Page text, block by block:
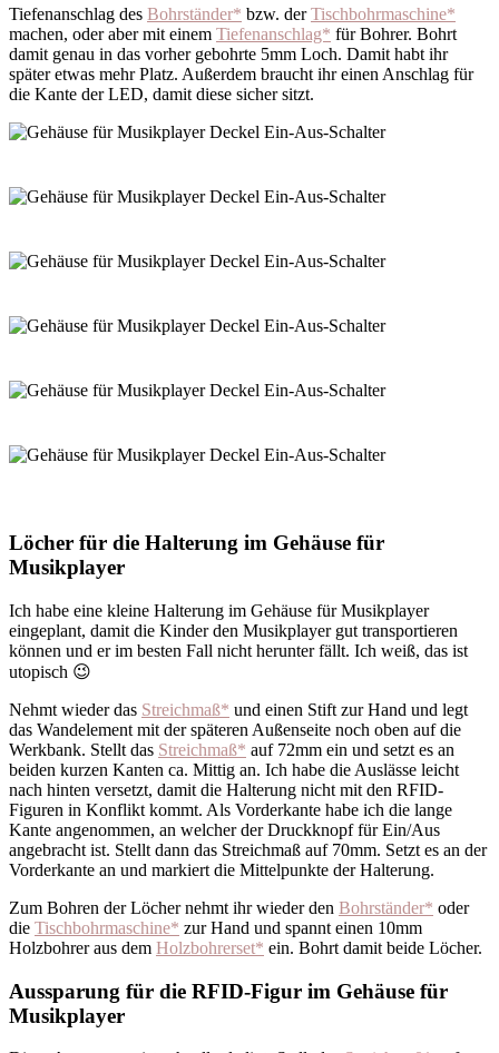
Tiefenanschlag des Bohrständer* bzw. derTischbohrmaschine*
machen, oder aber mit einem Tiefenanschlag* für Bohrer. Bohrt
damit genau in das vorher gebohrte 5mm Loch. Damit habt ihr
später etwas mehr Platz. Außerdem braucht ihr einen Anschlag für
die Kante der LED, damit diese sicher sitzt.
Löcher für die Halterung im Gehäuse für
Musikplayer
Ich habe eine kleine Halterung im Gehäuse für Musikplayer
eingeplant, damit die Kinder den Musikplayer gut transportieren
können und er im besten Fall nicht herunter fällt. Ich weiß, das ist
utopisch 😉
Nehmt wieder das Streichmaß* und einen Stift zur Hand und legt
das Wandelement mit der späteren Außenseite noch oben auf die
Werkbank. Stellt das Streichmaß* auf 72mm ein und setzt es an
beiden kurzen Kanten ca. Mittig an. Ich habe die Auslässe leicht
nach hinten versetzt, damit die Halterung nicht mit den RFID-
Figuren in Konflikt kommt. Als Vorderkante habe ich die lange
Kante angenommen, an welcher der Druckknopf für Ein/Aus
angebracht ist. Stellt dann das Streichmaß auf 70mm. Setzt es an der
Vorderkante an und markiert die Mittelpunkte der Halterung.
Zum Bohren der Löcher nehmt ihr wieder den Bohrständer* oder
die Tischbohrmaschine* zur Hand und spannt einen 10mm
Holzbohrer aus dem Holzbohrerset* ein. Bohrt damit beide Löcher.
Aussparung für die RFID-Figur im Gehäuse für
Musikplayer